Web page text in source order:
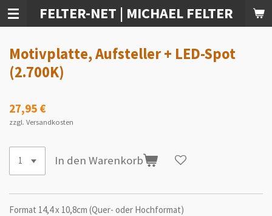
Zum
Hauptinhalt
FELTER-NET | MICHAEL FELTER
Motivplatte, Aufsteller + LED-Spot
(2.700K)
27,95 €
zzgl. Versandkosten
In den Warenkorb
Format 14,4 x 10,8cm (Quer- oder Hochformat)